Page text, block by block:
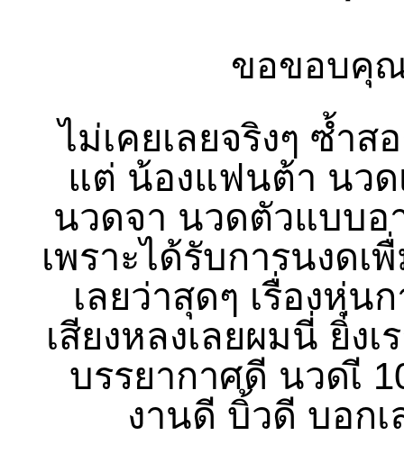
ขอขอบคุ
ไม่เคยเลยจริงๆ ซ้ำ
แต่ น้องแฟนต้า นวด
นวดจา นวดตัวแบบอ
เพราะได้รับการนงดเ
เลยว่าสุดๆ เรื่องหุ่น
เสียงหลงเลยผมนี่ ยิ่ง
บรรยากาศดี นวดเี
งานดี บิ้วดี บอก